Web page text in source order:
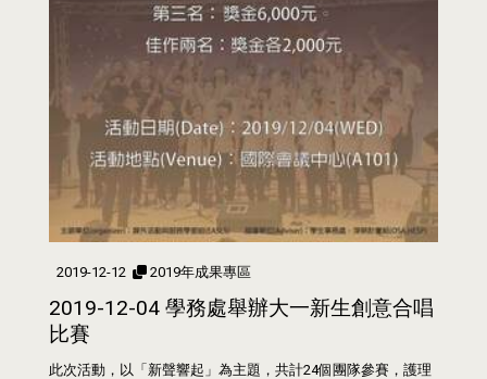
2019-12-12 2019年成果專區
2019-12-04 學務處舉辦大一新生創意合唱
比賽
此次活動，以「新聲響起」為主題，共計24個團隊參賽，護理